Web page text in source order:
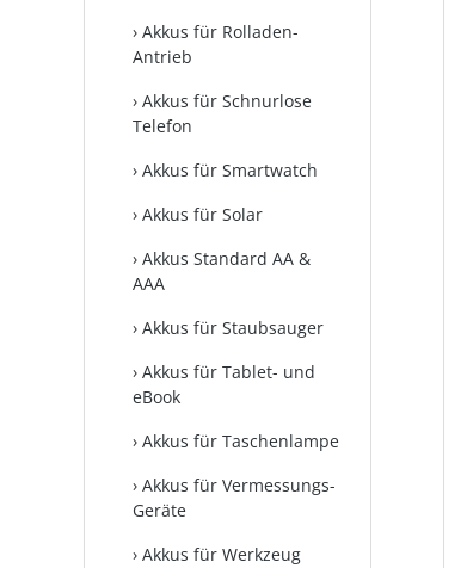
Akkus für Rolladen-
Antrieb
Akkus für Schnurlose
Telefon
Akkus für Smartwatch
Akkus für Solar
Akkus Standard AA &
AAA
Akkus für Staubsauger
Akkus für Tablet- und
eBook
Akkus für Taschenlampe
Akkus für Vermessungs-
Geräte
Akkus für Werkzeug